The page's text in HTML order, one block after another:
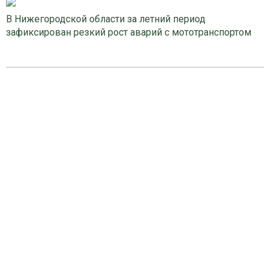
В Нижегородской области за летний период
зафиксирован резкий рост аварий с мототранспортом